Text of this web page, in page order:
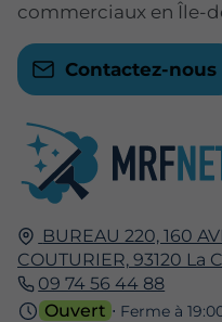
BUREAU 220, 160
COUTURIER, 93120 La
09 74 56 44 88
Ouvert ⋅ Ferme à
commerciaux en Île-
Contactez-nous